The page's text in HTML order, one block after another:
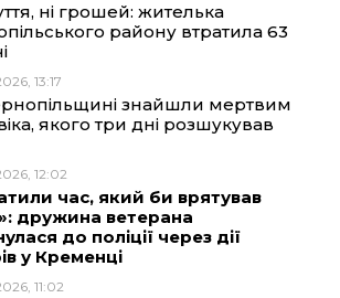
ні грошей: жителька
району втратила 63
13:17
знайшли мертвим
якого три дні розшукував
12:02
час, який би врятував
дружина ветерана
до поліції через дії
у Кременці
11:02